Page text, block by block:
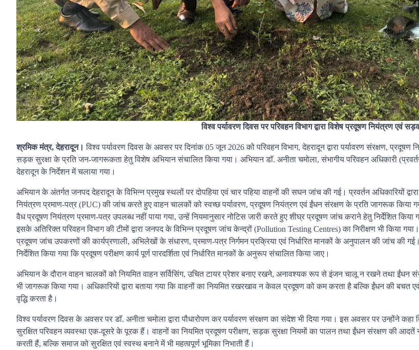
विश्व पर्यावरण दिवस पर परिवहन विभाग द्वारा विशेष प्रदूषण नियंत्रण एवं
श्रमिक मंत्र, देहरादून।विश्व पर्यावरण दिवस के अवसर पर दिनांक 05 जून 2026 को परिवहन विभाग, देहरादून द्वारा पर्यावरण संरक्षण, प्रदूषण
सड़क सुरक्षा के प्रति जन-जागरूकता हेतु विशेष अभियान संचालित किया गया। अभियान डाॅ. अनीता चमोला, संभागीय परिवहन अधिकारी
देहरादून के निर्देशन में चलाया गया।
अभियान के अंतर्गत जनपद देहरादून के विभिन्न प्रमुख स्थलों पर दोपहिया एवं चार पहिया वाहनों की सघन जांच की गई। प्रवर्तन अधिकारियों
नियंत्रण प्रमाण-पत्र (PUC) की जांच करते हुए वाहन चालकों को स्वच्छ पर्यावरण, प्रदूषण नियंत्रण एवं ईंधन संरक्षण के प्रति जागरूक किया
वैध प्रदूषण नियंत्रण प्रमाण-पत्र उपलब्ध नहीं पाया गया, उन्हें नियमानुसार नोटिस जारी करते हुए शीघ्र प्रदूषण जांच कराने हेतु निर्देशित किया
इसके अतिरिक्त परिवहन विभाग की टीमों द्वारा जनपद के विभिन्न प्रदूषण जांच केन्द्रों (Pollution Testing Centres) का निरीक्षण भी किया गया।
प्रदूषण जांच उपकरणों की कार्यप्रणाली, अभिलेखों के संधारण, प्रमाण-पत्र निर्गमन प्रक्रिया एवं निर्धारित मानकों के अनुपालन की जांच की
निर्देशित किया गया कि प्रदूषण परीक्षण कार्य पूर्ण पारदर्शिता एवं निर्धारित मानकों के अनुरूप संचालित किया जाए।
अभियान के दौरान वाहन चालकों को नियमित वाहन सर्विसिंग, उचित टायर प्रेशर बनाए रखने, अनावश्यक रूप से इंजन चालू न रखने तथा ईंधन
भी जागरूक किया गया। अधिकारियों द्वारा बताया गया कि वाहनों का नियमित रखरखाव न केवल प्रदूषण को कम करता है बल्कि ईंधन की बचत एवं
वृद्धि करता है।
विश्व पर्यावरण दिवस के अवसर पर डाॅ. अनीता चमोला द्वारा पौधारोपण कर पर्यावरण संरक्षण का संदेश भी दिया गया। इस अवसर पर उन्होंने कहा
सुरक्षित परिवहन व्यवस्था एक-दूसरे के पूरक हैं। वाहनों का नियमित प्रदूषण परीक्षण, सड़क सुरक्षा नियमों का पालन तथा ईंधन संरक्षण की आदतें
करती हैं, बल्कि समाज को सुरक्षित एवं स्वस्थ बनाने में भी महत्वपूर्ण भूमिका निभाती हैं।